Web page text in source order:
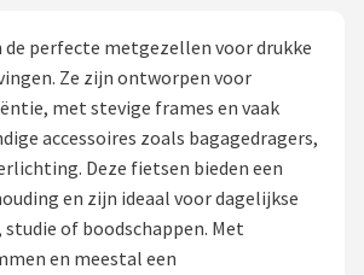
perfecte metgezellen voor drukke
Ze zijn ontworpen voor
met stevige frames en vaak
accessoires zoals bagagedragers,
Deze fietsen bieden een
en zijn ideaal voor dagelijkse
of boodschappen. Met
en meestal een